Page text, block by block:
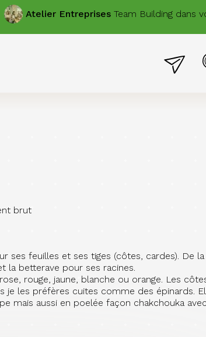
Atelier Entreprises Team Building dans vos
Menu
brut
ses feuilles et ses tiges (côtes, cardes). De
betterave pour ses racines.
rouge, jaune, blanche ou orange. Les
je les préfères cuites comme des épinards.
mais aussi en poelée façon chakchouka